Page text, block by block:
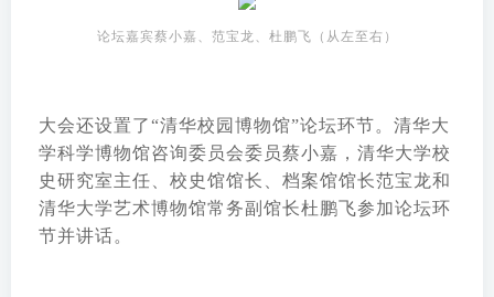
论坛嘉宾蔡小嘉、范宝龙、杜鹏飞（从左至右）
大会还设置了“清华校园博物馆”论坛环节。清华大
学科学博物馆咨询委员会委员蔡小嘉，清华大学校
史研究室主任、校史馆馆长、档案馆馆长范宝龙和
清华大学艺术博物馆常务副馆长杜鹏飞参加论坛环
节并讲话。